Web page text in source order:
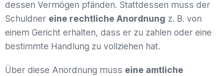
dessen Vermögen pfänden. Stattdessen muss der
Schuldner eine rechtliche Anordnung z. B. von
einem Gericht erhalten, dass er zu zahlen oder eine
bestimmte Handlung zu vollziehen hat.
Über diese Anordnung muss eine amtliche